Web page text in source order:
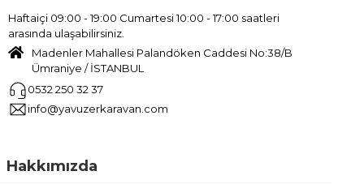
Haftaiçi 09:00 - 19:00 Cumartesi 10:00 - 17:00 saatleri
arasında ulaşabilirsiniz.
Madenler Mahallesi Palandöken Caddesi No:38/B
Ümraniye / İSTANBUL
0532 250 32 37
info@yavuzerkaravan.com
Hakkımızda